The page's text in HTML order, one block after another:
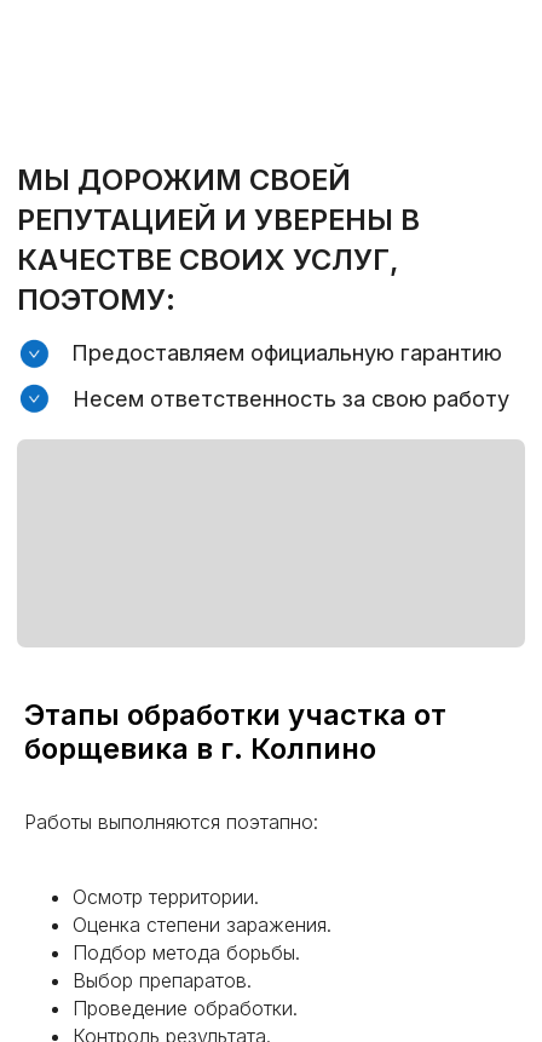
Этапы обработки участка от
борщевика в г. Колпино
Работы выполняются поэтапно:
Осмотр территории.
Оценка степени заражения.
Подбор метода борьбы.
Выбор препаратов.
Проведение обработки.
Контроль результата.